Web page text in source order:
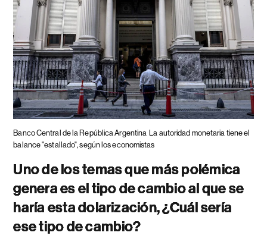
Banco Central de la República Argentina La autoridad monetaria tiene el
balance "estallado", según los economistas
Uno de los temas que más polémica
genera es el tipo de cambio al que se
haría esta dolarización, ¿Cuál sería
ese tipo de cambio?